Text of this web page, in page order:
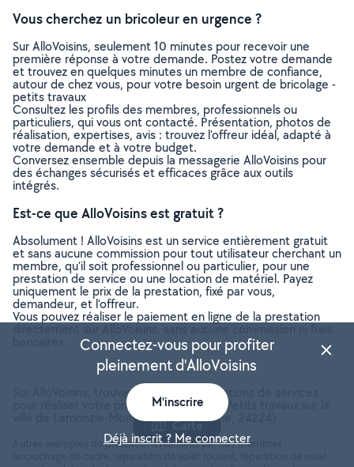
Vous cherchez un bricoleur en urgence ?
Sur AlloVoisins, seulement 10 minutes pour recevoir une
première réponse à votre demande. Postez votre demande
et trouvez en quelques minutes un membre de confiance,
autour de chez vous, pour votre besoin urgent de bricolage -
petits travaux
Consultez les profils des membres, professionnels ou
particuliers, qui vous ont contacté. Présentation, photos de
réalisation, expertises, avis : trouvez l'offreur idéal, adapté à
votre demande et à votre budget.
Conversez ensemble depuis la messagerie AlloVoisins pour
des échanges sécurisés et efficaces grâce aux outils
intégrés.
Est-ce que AlloVoisins est gratuit ?
Absolument ! AlloVoisins est un service entièrement gratuit
et sans aucune commission pour tout utilisateur cherchant un
membre, qu’il soit professionnel ou particulier, pour une
prestation de service ou une location de matériel. Payez
uniquement le prix de la prestation, fixé par vous,
demandeur, et l’offreur.
Vous pouvez réaliser le paiement en ligne de la prestation
Sur AlloVoisins, trouvez toutes les prestations de services
pour réaliser votre projet de Bricolage - Petits travaux sur la
ville de Lamonzie-Montastruc (Dordogne, 24224)
Autres exemples de prestations réalisées par nos membres :
Carte
Connectez-vous pour profiter
pleinement d'AlloVoisins
M'inscrire
Déjà inscrit ? Me connecter